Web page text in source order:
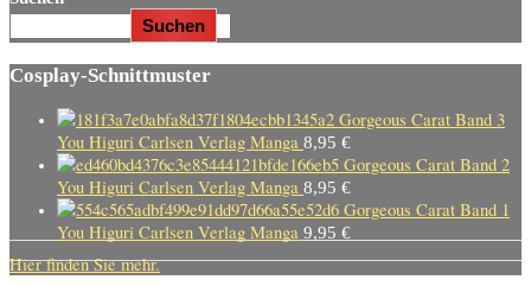
Suchen
Cosplay-Schnittmuster
Gorgeous Carat Band 3
You Higuri Carlsen Verlag Manga 8,95 €
Gorgeous Carat Band 2
You Higuri Carlsen Verlag Manga 8,95 €
Gorgeous Carat Band 1
You Higuri Carlsen Verlag Manga 9,95 €
Hier finden Sie mehr.